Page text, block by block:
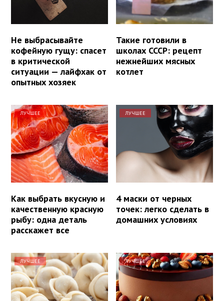
Не выбрасывайте
кофейную гущу: спасет
в критической
ситуации — лайфхак от
опытных хозяек
Такие готовили в
школах СССР: рецепт
нежнейших мясных
котлет
ЛУЧШЕЕ
Как выбрать вкусную и
качественную красную
рыбу: одна деталь
расскажет все
ЛУЧШЕЕ
4 маски от черных
точек: легко сделать в
домашних условиях
ЛУЧШЕЕ ЛУЧШЕЕ